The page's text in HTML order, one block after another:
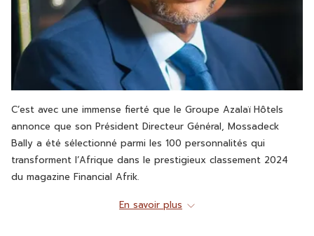
C’est avec une immense fierté que le Groupe Azalaï Hôtels
annonce que son Président Directeur Général, Mossadeck
Bally a été sélectionné parmi les 100 personnalités qui
transforment l’Afrique dans le prestigieux classement 2024
du magazine Financial Afrik.
Cette distinction met en lumière le leadership visionnaire de
En savoir plus